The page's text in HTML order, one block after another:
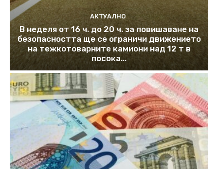
АКТУАЛНО
В неделя от 16 ч. до 20 ч. за повишаване на
безопасността ще се ограничи движението
на тежкотоварните камиони над 12 т в
посока...